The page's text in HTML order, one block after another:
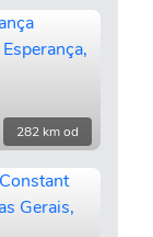
282 km od